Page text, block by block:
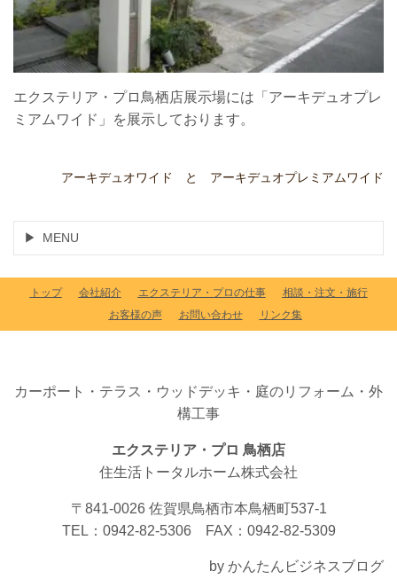
エクステリア・プロ鳥栖店展示場には「アーキデュオプレ
ミアムワイド」を展示しております。
アーキデュオワイド と アーキデュオプレミアムワイド
MENU
トップ 会社紹介 エクステリア・プロの仕事
相談・注文・施行
お客様の声
お問い合わせ リンク集
カーポート・テラス・ウッドデッキ・庭のリフォーム・外
構工事
エクステリア・プロ 鳥栖店
住生活トータルホーム株式会社
〒841-0026 佐賀県鳥栖市本鳥栖町537-1
TEL：0942-82-5306 FAX：0942-82-5309
by かんたんビジネスブログ